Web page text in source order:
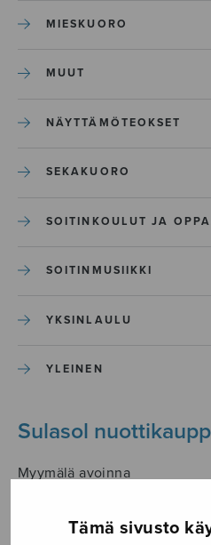
Tämä sivusto
MIESKUORO
MUUT
NÄYTTÄMÖTEOKSET
SEKAKUORO
SOITINKOULUT JA
SOITINMUSIIKKI
YKSINLAULU
YLEINEN
Sulasol
Myymälä avoinna
Tallberginkatu 1 B, 1,5 krs.